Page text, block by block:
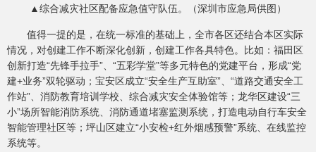
▲综合减灾社区配备应急值守队伍。（深圳市应急局供图）
值得一提的是，在统一标准的基础上，全市各区还结合本区实际
情况，对创建工作不断深化创新，创建工作各具特色。比如：福田区
创新打造“先锋手拉手”、“五彩学堂”等多元特色的党建平台，形成“党
建+业务”双轮驱动；宝安区成立“安全生产互助室”、“道路交通安全工
作站”、消防教育培训学校、综合减灾安全体验馆等；龙华区建设“三
小”场所智能消防系统、消防通道堵塞监测系统，打造电动自行车安全
智能管理社区等；坪山区建立“小安检+红外烟感预警”系统、在线监控
系统等。